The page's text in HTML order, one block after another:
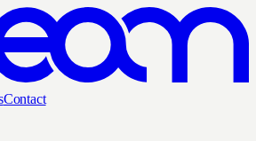
Contact